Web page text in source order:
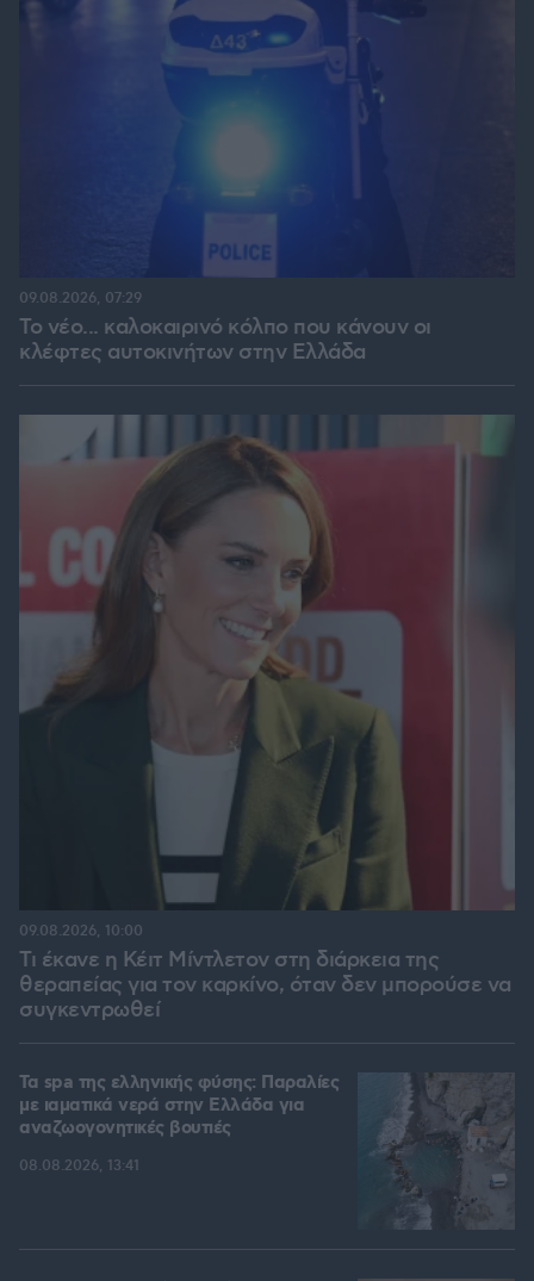
Το νέο... καλοκαιρινό κόλπο που κάνουν οι
κλέφτες αυτοκινήτων στην Ελλάδα
09.08.2026, 07:29
Τι έκανε η Κέιτ Μίντλετον στη διάρκεια της
θεραπείας για τον καρκίνο, όταν δεν μπορούσε να
συγκεντρωθεί
09.08.2026, 10:00
Τα spa της ελληνικής φύσης: Παραλίες
με ιαματικά νερά στην Ελλάδα για
αναζωογονητικές βουτιές
08.08.2026, 13:41